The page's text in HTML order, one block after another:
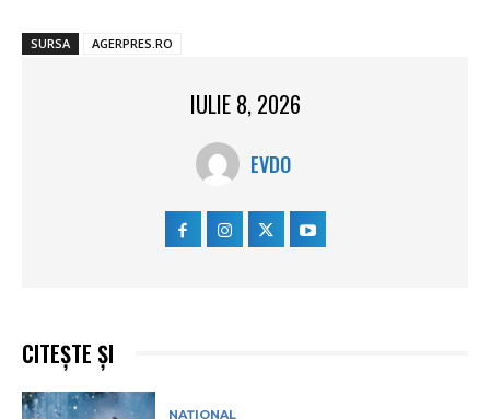
SURSA AGERPRES.RO
IULIE 8, 2026
EVDO
CITEȘTE ȘI
NAȚIONAL